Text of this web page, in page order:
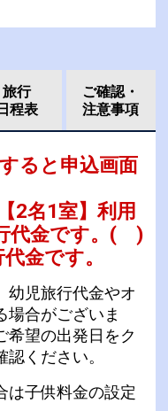
旅行
程表
ご確認・
注意事項
ると申込画面
【2名1室】利用
金です。 ( )
金です。
幼児旅行代金やオ
場合がございま
希望の出発日をク
ください。
は子供料金の設定